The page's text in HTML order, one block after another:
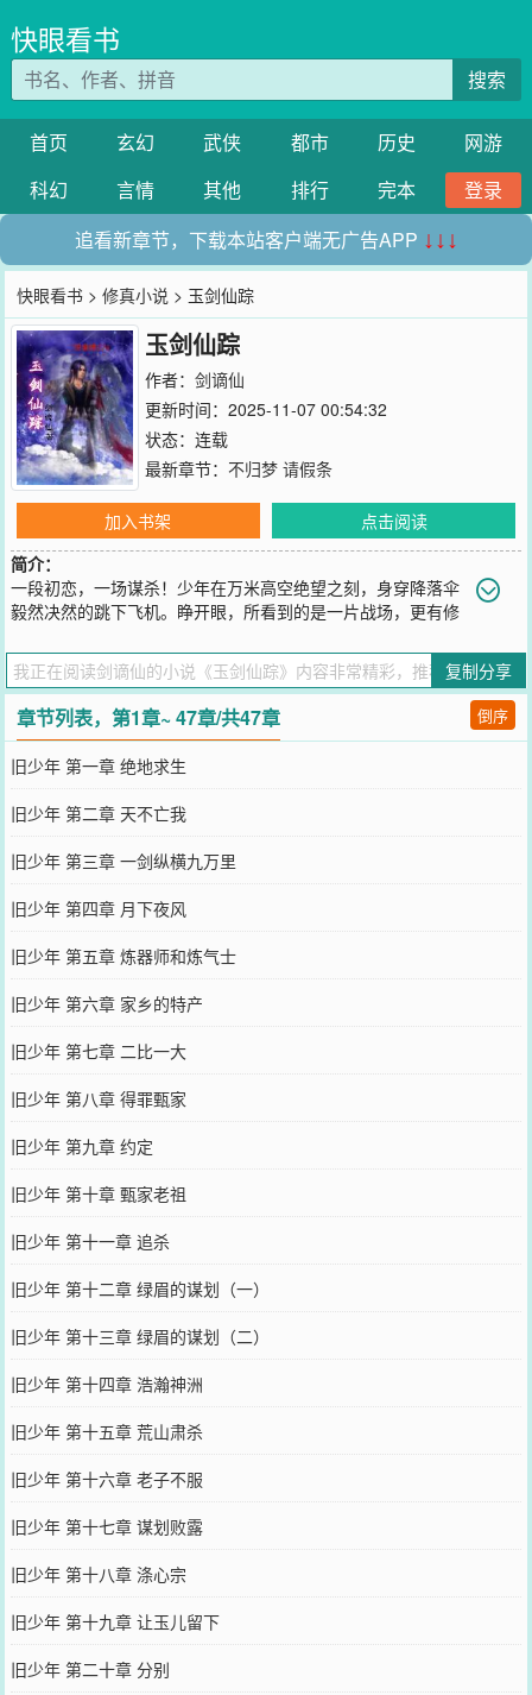
快眼看书
搜索
首页 玄幻 武侠 都市 历史
网游
科幻
言情 其他 排行 完本
登录
追看新章节，下载本站客户端无广告APP ↓↓↓
快眼看书 >修真小说 > 玉剑仙踪
玉剑仙踪
作者： 剑谪仙
更新时间：2025-11-07 00:54:32
状态：连载
最新章节： 不归梦 请假条
加入书架
点击阅读
简介：
一段初恋，一场谋杀！少年在万米高空绝望之刻，身穿降落伞
毅然决然的跳下飞机。睁开眼，所看到的是一片战场，更有修
穿越到了仙侠世界！此一剑，断星海，斩日月，划破虚空纵九天。再
一剑，除妖魔，灭鬼神，横戮金仙傲世间。且看玉剑涤世谁为峰，唯
有挑......剑横踏上苍穹。【展开】【收起】
您要是觉得《 玉剑仙踪》还不错的话请不要忘记向您QQ群和微博微信
里的朋友推荐哦！
复制分享
章节列表，第1章~ 47章/共47章 倒序
旧少年 第一章 绝地求生
旧少年 第二章 天不亡我
旧少年 第三章 一剑纵横九万里
旧少年 第四章 月下夜风
旧少年 第五章 炼器师和炼气士
旧少年 第六章 家乡的特产
旧少年 第七章 二比一大
旧少年 第八章 得罪甄家
旧少年 第九章 约定
旧少年 第十章 甄家老祖
旧少年 第十一章 追杀
旧少年 第十二章 绿眉的谋划（一）
旧少年 第十三章 绿眉的谋划（二）
旧少年 第十四章 浩瀚神洲
旧少年 第十五章 荒山肃杀
旧少年 第十六章 老子不服
旧少年 第十七章 谋划败露
旧少年 第十八章 涤心宗
旧少年 第十九章 让玉儿留下
旧少年 第二十章 分别